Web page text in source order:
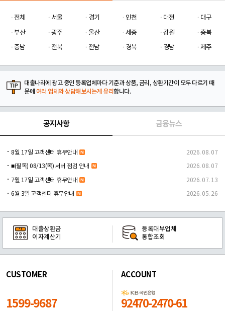
전체 서울 경기 인천 대전
대구
부산
광주 울산 세종 강원
충북
충남
전북 전남 경북 경남 제주
대출나라에 광고 중인 등록업체마다 기준과 상품, 금리, 상환기간이 모두 다르기 때
문에 여러 업체와 상담해보시는게 유리합니다.
공지사항 금융뉴스
8월 17일 고객센터 휴무안내 2026. 08. 07
■(필독) 08/13(목) 서버 점검 안내 2026. 08. 07
7월 17일 고객센터 휴무안내 2026. 07. 13
6월 3일 고객센터 휴무안내 2026. 05. 26
대출상환금
이자계산기
등록대부업체
통합조회
CUSTOMER
1599-9687
ACCOUNT
92470-2470-61